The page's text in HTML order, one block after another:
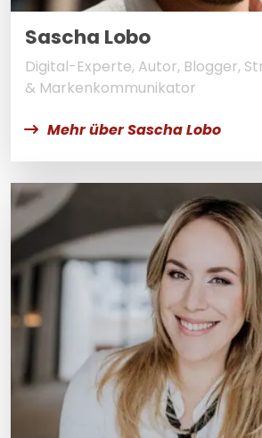
Sascha Lobo
Digital-Experte, Autor, Blogger,
& Markenkommunikator
Mehr über Sascha Lobo